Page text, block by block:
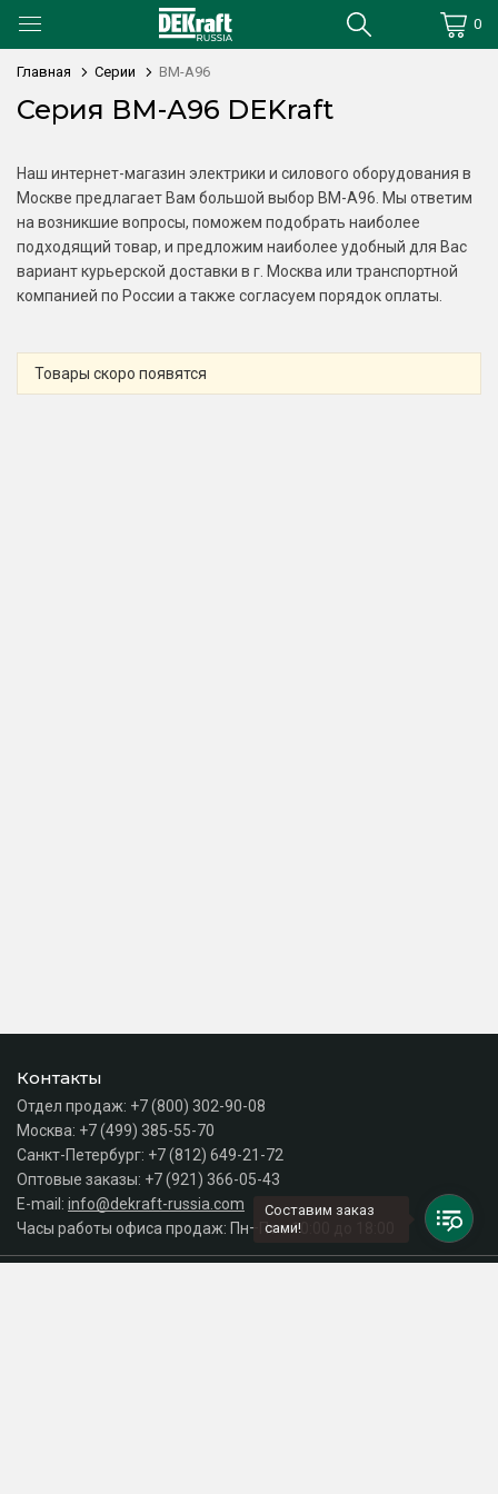
0
Главная Серии ВМ-А96
Серия ВМ-А96 DEKraft
Наш интернет-магазин электрики и силового оборудования в
Москве предлагает Вам большой выбор ВМ-А96. Мы ответим
на возникшие вопросы, поможем подобрать наиболее
подходящий товар, и предложим наиболее удобный для Вас
вариант курьерской доставки в г. Москва или транспортной
компанией по России а также согласуем порядок оплаты.
Товары скоро появятся
Контакты
Отдел продаж: +7 (800) 302-90-08
Москва: +7 (499) 385-55-70
Санкт-Петербург: +7 (812) 649-21-72
Оптовые заказы: +7 (921) 366-05-43
E-mail: info@dekraft-russia.com
Часы работы офиса продаж: Пн–Пт с 10:00 до 18:00
Составим заказ
сами!